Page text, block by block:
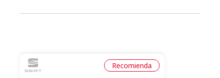
Recomienda